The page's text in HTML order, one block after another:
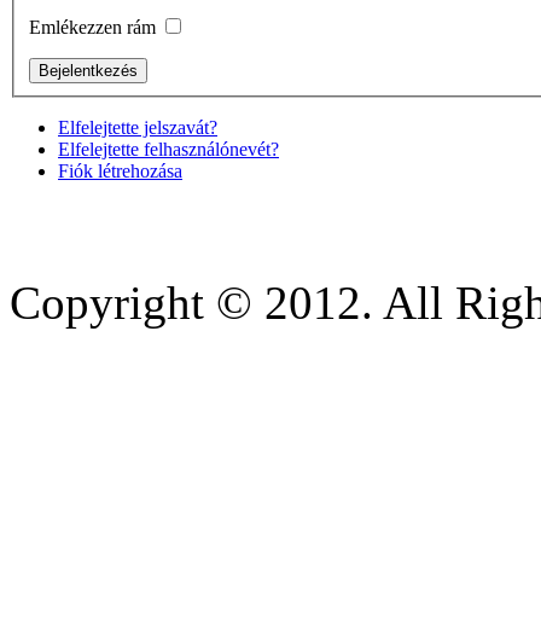
Emlékezzen rám
Elfelejtette jelszavát?
Elfelejtette felhasználónevét?
Fiók létrehozása
Copyright © 2012. All